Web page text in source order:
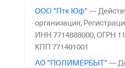
ООО "Птк Юф" —
организация,
ИНН 7714888000,ОГРН
КПП 771401001
АО "ПОЛИМЕРБЫТ" —